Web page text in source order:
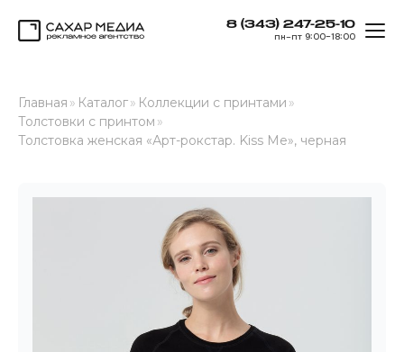
8 (343) 247-25-10
пн–пт 9:00–18:00
Главная » Каталог» Коллекции с принтами »
Толстовки с принтом »
Толстовка женская «Арт-рокстар. Kiss Me», черная